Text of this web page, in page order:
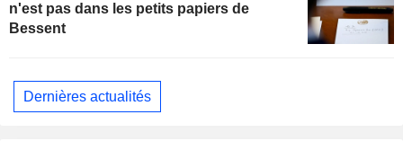
n'est pas dans les petits papiers de
Bessent
Dernières actualités